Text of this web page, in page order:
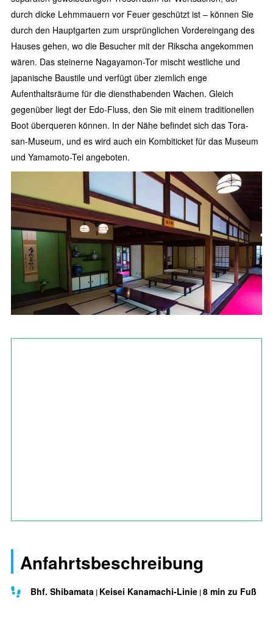
durch dicke Lehmmauern vor Feuer geschützt ist – können Sie
durch den Hauptgarten zum ursprünglichen Vordereingang des
Hauses gehen, wo die Besucher mit der Rikscha angekommen
wären. Das steinerne Nagayamon-Tor mischt westliche und
japanische Baustile und verfügt über ziemlich enge
Aufenthaltsräume für die diensthabenden Wachen. Gleich
gegenüber liegt der Edo-Fluss, den Sie mit einem traditionellen
Boot überqueren können. In der Nähe befindet sich das Tora-
san-Museum, und es wird auch ein Kombiticket für das Museum
und Yamamoto-Tei angeboten.
Anfahrtsbeschreibung
Bhf. Shibamata Keisei Kanamachi-Linie 8 min zu Fuß